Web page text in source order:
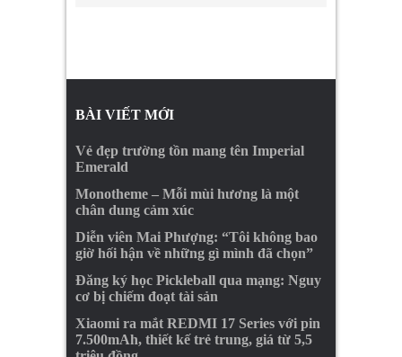
BÀI VIẾT MỚI
Vẻ đẹp trường tồn mang tên Imperial
Emerald
Monotheme – Mỗi mùi hương là một
chân dung cảm xúc
Diễn viên Mai Phượng: “Tôi không bao
giờ hối hận về những gì mình đã chọn”
Đăng ký học Pickleball qua mạng: Nguy
cơ bị chiếm đoạt tài sản
Xiaomi ra mắt REDMI 17 Series với pin
7.500mAh, thiết kế trẻ trung, giá từ 5,5